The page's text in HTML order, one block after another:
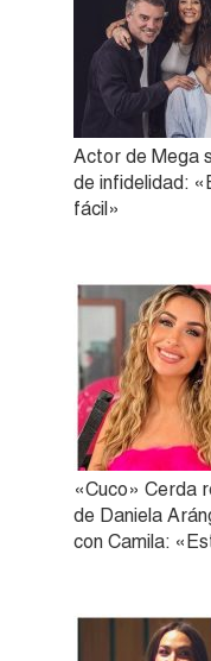
Actor de Mega
de infidelidad:
fácil»
«Cuco» Cerda
de Daniela
con Camila: